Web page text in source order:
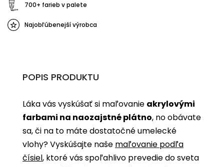
700+ farieb v palete
Najobľúbenejší výrobca
POPIS PRODUKTU
Láka vás vyskúšať si maľovanie akrylovými
farbami na naozajstné plátno, no obávate
sa, či na to máte dostatočné umelecké
vlohy? Vyskúšajte naše maľovanie podľa
čísiel, ktoré vás spoľahlivo prevedie do sveta